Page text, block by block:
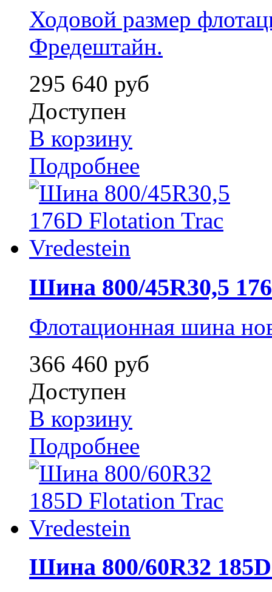
Ходовой размер
Фредештайн.
295 640 руб
Доступен
В корзину
Подробнее
Шина 800/45R30,5
Флотационная шина
366 460 руб
Доступен
В корзину
Подробнее
Шина 800/60R32